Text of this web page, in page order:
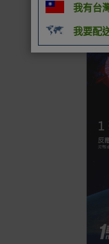
LINEPAY(
Apple Pay
Samsung
我有台
我要配